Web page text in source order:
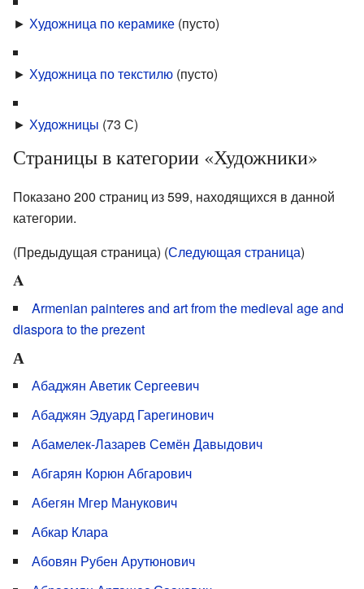
► Художница по керамике (пусто)
► Художница по текстилю (пусто)
► Художницы (73 С)
Страницы в категории «Художники»
Показано 200 страниц из 599, находящихся в данной
категории.
(Предыдущая страница) (Следующая страница)
A
Armenian painteres and art from the medieval age and
diaspora to the prezent
А
Абаджян Аветик Сергеевич
Абаджян Эдуард Гарегинович
Абамелек-Лазарев Семён Давыдович
Абгарян Корюн Абгарович
Абегян Мгер Манукович
Абкар Клара
Абовян Рубен Арутюнович